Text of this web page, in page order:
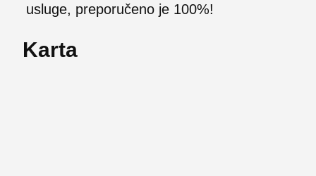
usluge, preporučeno je 100%!
Karta